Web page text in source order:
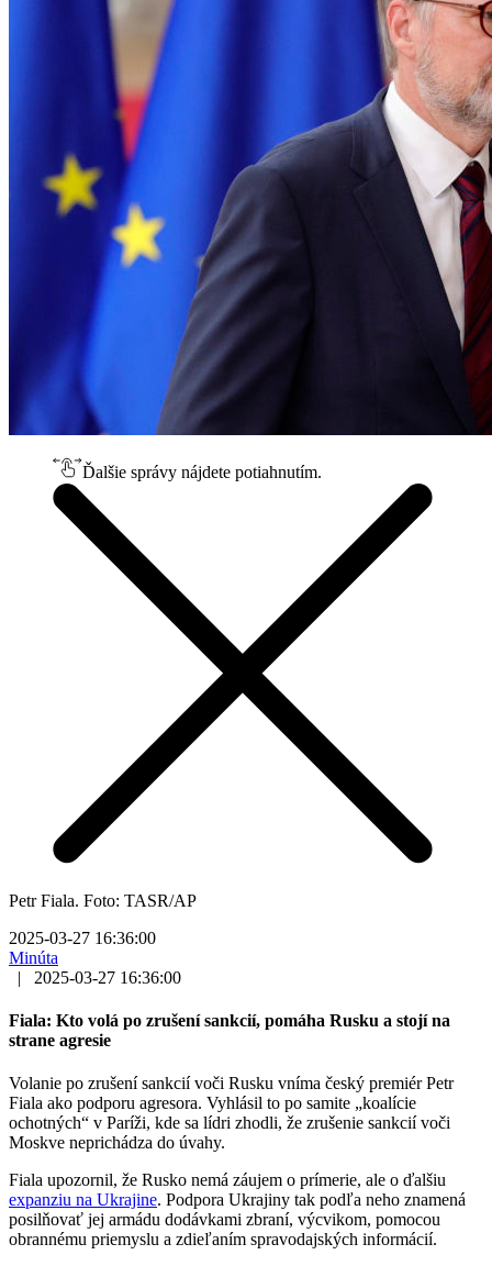
Ďalšie správy nájdete potiahnutím.
Petr Fiala. Foto: TASR/AP
2025-03-27 16:36:00
Minúta
|
2025-03-27 16:36:00
Fiala: Kto volá po zrušení sankcií, pomáha Rusku a stojí na
strane agresie
Volanie po zrušení sankcií voči Rusku vníma český premiér Petr
Fiala ako podporu agresora. Vyhlásil to po samite „koalície
ochotných“ v Paríži, kde sa lídri zhodli, že zrušenie sankcií voči
Moskve neprichádza do úvahy.
Fiala upozornil, že Rusko nemá záujem o prímerie, ale o ďalšiu
expanziu na Ukrajine. Podpora Ukrajiny tak podľa neho znamená
posilňovať jej armádu dodávkami zbraní, výcvikom, pomocou
obrannému priemyslu a zdieľaním spravodajských informácií.